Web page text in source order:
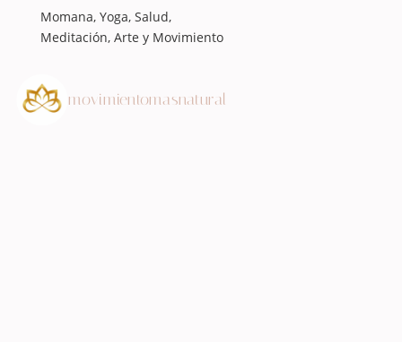
Momana, Yoga, Salud,
Meditación, Arte y Movimiento
movimientomasnatural